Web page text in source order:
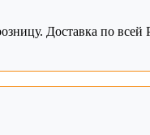
Доставка по всей